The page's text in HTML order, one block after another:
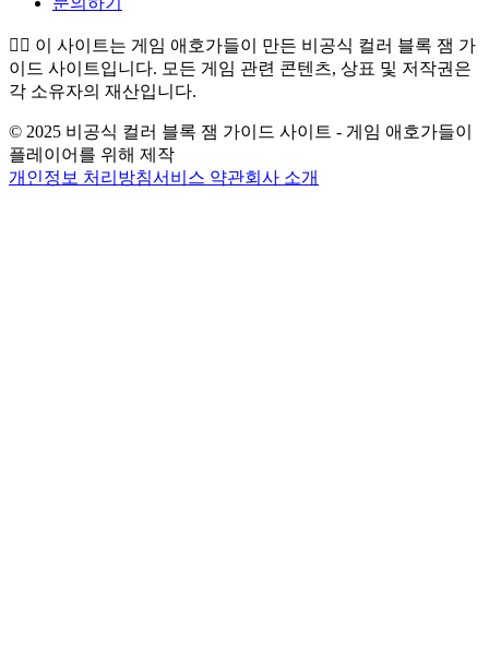
👉🏻 이 사이트는 게임 애호가들이 만든 비공식 컬러 블록 잼 가
이드 사이트입니다. 모든 게임 관련 콘텐츠, 상표 및 저작권은
각 소유자의 재산입니다.
© 2025 비공식 컬러 블록 잼 가이드 사이트 - 게임 애호가들이
플레이어를 위해 제작
개인정보 처리방침서비스 약관회사 소개